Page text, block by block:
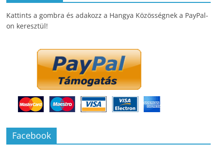
Kattints a gombra és adakozz a Hangya Közösségnek a PayPal-
on keresztül!
Facebook